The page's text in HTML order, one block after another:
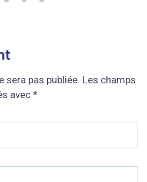
sera pas publiée. Les champs
avec *